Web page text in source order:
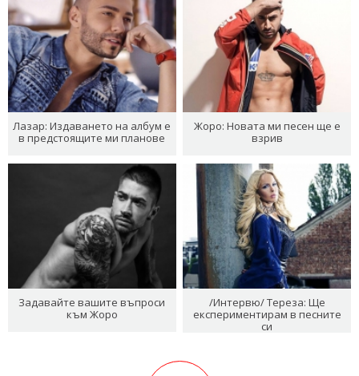
Лазар: Издаването на албум е
в предстоящите ми планове
Жоро: Новата ми песен ще е
взрив
Задавайте вашите въпроси
към Жоро
/Интервю/ Тереза: Ще
експериментирам в песните
си